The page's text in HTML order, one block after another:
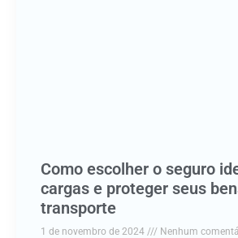
Como escolher o seguro
cargas e proteger seus
transporte
1 de novembro de 2024 Nenhum